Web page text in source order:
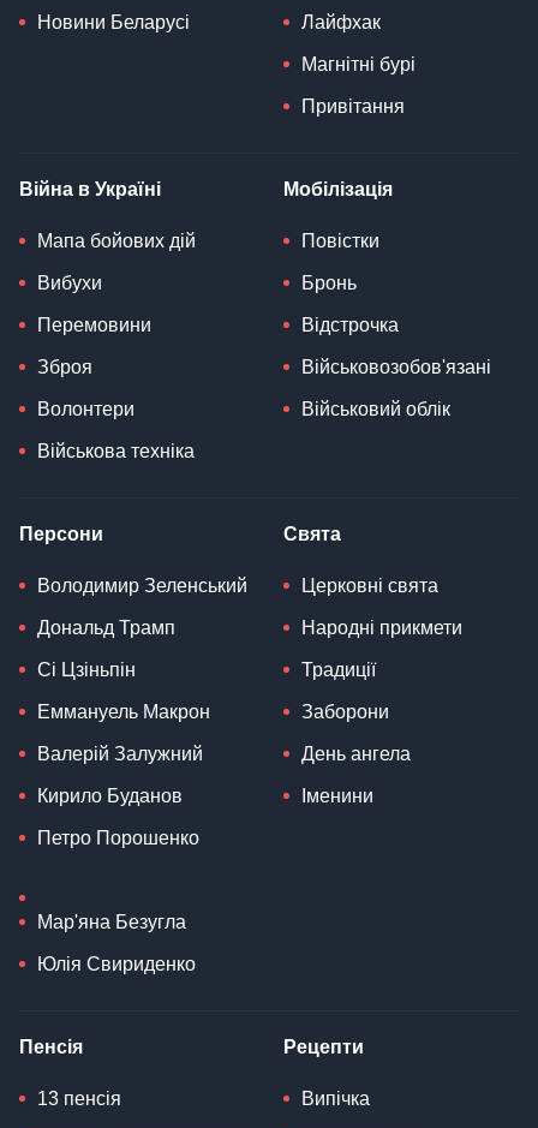
Новини Беларусі Лайфхак
Магнітні бурі
Привітання
Війна в Україні
Мапа бойових дій
Вибухи
Перемовини
Зброя
Волонтери
Військова техніка
Мобілізація
Повістки
Бронь
Відстрочка
Військовозобов'язані
Військовий облік
Персони
Володимир Зеленський
Дональд Трамп
Сі Цзіньпін
Еммануель Макрон
Валерій Залужний
Кирило Буданов
Петро Порошенко
Мар'яна Безугла
Юлія Свириденко
Свята
Церковні свята
Народні прикмети
Традиції
Заборони
День ангела
Іменини
Пенсія
13 пенсія
Рецепти
Випічка